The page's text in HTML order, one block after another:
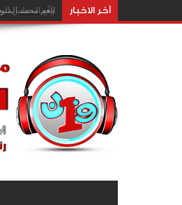
آخر الاخبار وقّع المجلس